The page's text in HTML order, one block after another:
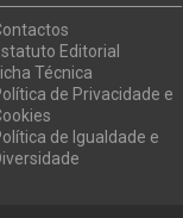
Editorial
Técnica
de Privacidade e
de Igualdade e